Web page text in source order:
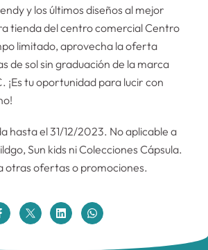
y los últimos diseños al mejor
tienda del centro comercial Centro
limitado, aprovecha la oferta
de sol sin graduación de la marca
¡Es tu oportunidad para lucir con
hasta el 31/12/2023. No aplicable a
Sun kids ni Colecciones Cápsula.
otras ofertas o promociones.